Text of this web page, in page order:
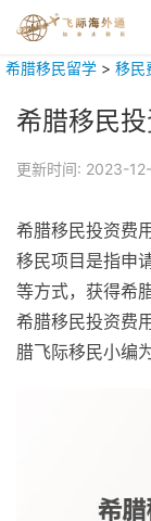
希腊移民留学 > 移民
希腊移民投
更新时间: 2023-
希腊移民投资费
移民项目是指申
等方式，获得希
希腊移民投资费
腊飞际移民小编